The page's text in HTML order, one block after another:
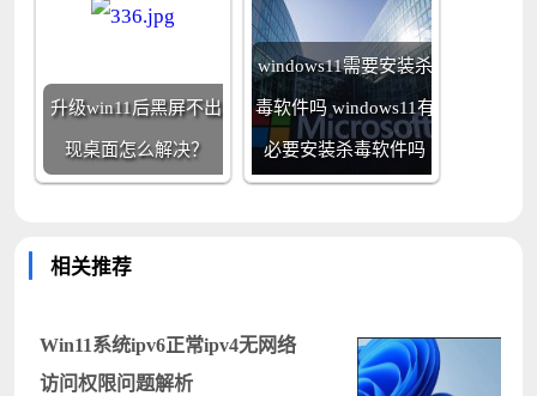
升级win11后黑屏不出
现桌面怎么解决？
windows11需要安装杀
毒软件吗 windows11有
必要安装杀毒软件吗
相关推荐
Win11系统ipv6正常ipv4无网络
访问权限问题解析